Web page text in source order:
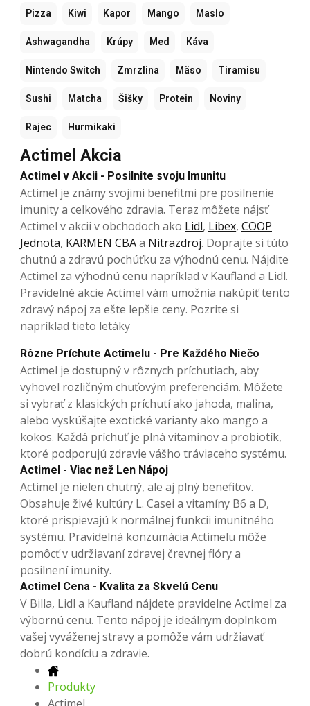
Pizza Kiwi Kapor Mango Maslo
Ashwagandha Krúpy Med Káva
Nintendo Switch Zmrzlina Mäso Tiramisu
Sushi Matcha Šišky Protein Noviny
Rajec Hurmikaki
Actimel Akcia
Actimel v Akcii - Posilnite svoju Imunitu
Actimel je známy svojimi benefitmi pre posilnenie
imunity a celkového zdravia. Teraz môžete nájsť
Actimel v akcii v obchodoch ako Lidl, Libex, COOP
Jednota, KARMEN CBAa Nitrazdroj. Doprajte si túto
chutnú a zdravú pochúťku za výhodnú cenu. Nájdite
Actimel za výhodnú cenu napríklad v Kaufland a Lidl.
Pravidelné akcie Actimel vám umožnia nakúpiť tento
zdravý nápoj za ešte lepšie ceny. Pozrite si
napríklad tieto letáky
Rôzne Príchute Actimelu - Pre Každého Niečo
Actimel je dostupný v rôznych príchutiach, aby
vyhovel rozličným chuťovým preferenciám. Môžete
si vybrať z klasických príchutí ako jahoda, malina,
alebo vyskúšajte exotické varianty ako mango a
kokos. Každá príchuť je plná vitamínov a probiotík,
ktoré podporujú zdravie vášho tráviaceho systému.
Actimel - Viac než Len Nápoj
Actimel je nielen chutný, ale aj plný benefitov.
Obsahuje živé kultúry L. Casei a vitamíny B6 a D,
ktoré prispievajú k normálnej funkcii imunitného
systému. Pravidelná konzumácia Actimelu môže
pomôcť v udržiavaní zdravej črevnej flóry a
posilnení imunity.
Actimel Cena - Kvalita za Skvelú Cenu
V Billa, Lidl a Kaufland nájdete pravidelne Actimel za
výbornú cenu. Tento nápoj je ideálnym doplnkom
vašej vyváženej stravy a pomôže vám udržiavať
dobrú kondíciu a zdravie.
Produkty